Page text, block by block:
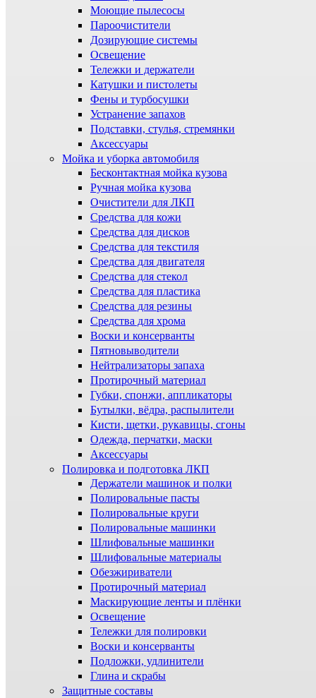
Моющие пылесосы
Пароочистители
Дозирующие системы
Освещение
Тележки и держатели
Катушки и пистолеты
Фены и турбосушки
Устранение запахов
Подставки, стулья, стремянки
Аксессуары
Мойка и уборка автомобиля
Бесконтактная мойка кузова
Ручная мойка кузова
Очистители для ЛКП
Средства для кожи
Средства для дисков
Средства для текстиля
Средства для двигателя
Средства для стекол
Средства для пластика
Средства для резины
Средства для хрома
Воски и консерванты
Пятновыводители
Нейтрализаторы запаха
Протирочный материал
Губки, спонжи, аппликаторы
Бутылки, вёдра, распылители
Кисти, щетки, рукавицы, сгоны
Одежда, перчатки, маски
Аксессуары
Полировка и подготовка ЛКП
Держатели машинок и полки
Полировальные пасты
Полировальные круги
Полировальные машинки
Шлифовальные машинки
Шлифовальные материалы
Обезжириватели
Протирочный материал
Маскирующие ленты и плёнки
Освещение
Тележки для полировки
Воски и консерванты
Подложки, удлинители
Глина и скрабы
Защитные составы